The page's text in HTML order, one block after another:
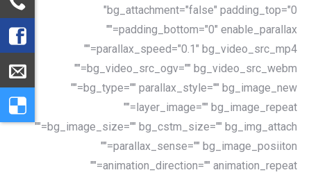
bg_attachment="false" padding_top="0"
padding_bottom="0" enable_parallax=""
parallax_speed="0.1" bg_video_src_mp4=""
bg_video_src_ogv="" bg_video_src_webm=""
bg_type="" parallax_style="" bg_image_new=""
layer_image="" bg_image_repeat=""
bg_image_size="" bg_cstm_size="" bg_img_attach=""
parallax_sense="" bg_image_posiiton=""
animation_direction="" animation_repeat=""